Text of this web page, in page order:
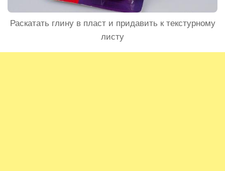
Раскатать глину в пласт и придавить к текстурному
листу